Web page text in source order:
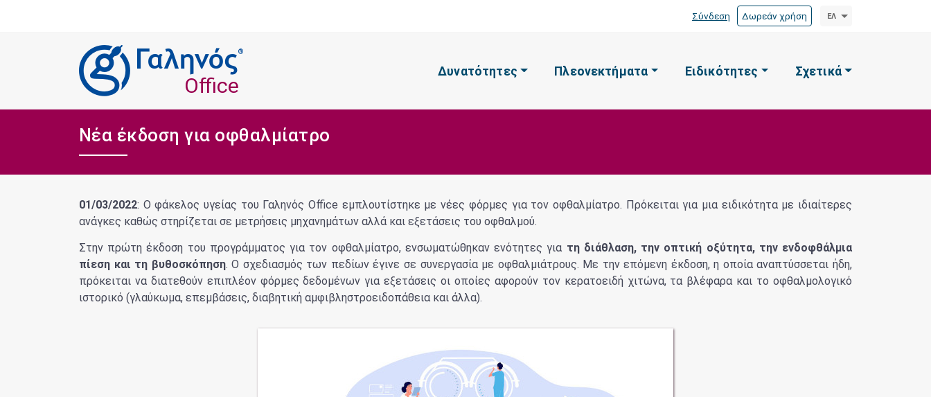
Σύνδεση Δωρεάν χρήση ΕΛ
®
Office
Δυνατότητες Πλεονεκτήματα Ειδικότητες Σχετικά
Νέα έκδοση για οφθαλμίατρο
01/03/2022: Ο φάκελος υγείας του Γαληνός Office εμπλουτίστηκε με νέες φόρμες για τον οφθαλμίατρο. Πρόκειται για μια ειδικότητα με ιδιαίτερες
ανάγκες καθώς στηρίζεται σε μετρήσεις μηχανημάτων αλλά και εξετάσεις του οφθαλμού.
Στην πρώτη έκδοση του προγράμματος για τον οφθαλμίατρο, ενσωματώθηκαν ενότητες για τη διάθλαση, την οπτική οξύτητα, την ενδοφθάλμια
πίεση και τη βυθοσκόπηση. Ο σχεδιασμός των πεδίων έγινε σε συνεργασία με οφθαλμιάτρους. Με την επόμενη έκδοση, η οποία αναπτύσσεται ήδη,
πρόκειται να διατεθούν επιπλέον φόρμες δεδομένων για εξετάσεις οι οποίες αφορούν τον κερατοειδή χιτώνα, τα βλέφαρα και το οφθαλμολογικό
ιστορικό (γλαύκωμα, επεμβάσεις, διαβητική αμφιβληστροειδοπάθεια και άλλα).